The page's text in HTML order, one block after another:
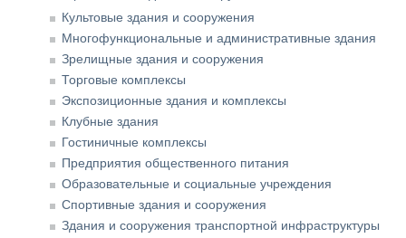
Культовые здания и сооружения
Многофункциональные и административные здания
Зрелищные здания и сооружения
Торговые комплексы
Экспозиционные здания и комплексы
Клубные здания
Гостиничные комплексы
Предприятия общественного питания
Образовательные и социальные учреждения
Спортивные здания и сооружения
Здания и сооружения транспортной инфраструктуры